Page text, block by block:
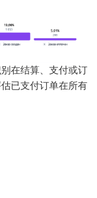
在结算、支付或订
已支付订单在所有